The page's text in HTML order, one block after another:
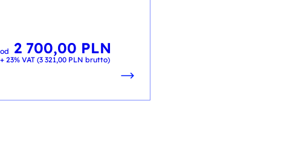
od 2 700,00 PLN
+ 23% VAT (3 321,00 PLN brutto)